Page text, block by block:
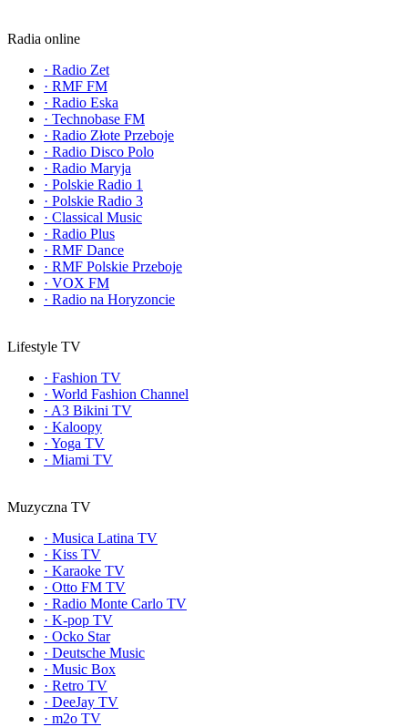
Radia online
· Radio Zet
· RMF FM
· Radio Eska
· Technobase FM
· Radio Złote Przeboje
· Radio Disco Polo
· Radio Maryja
· Polskie Radio 1
· Polskie Radio 3
· Classical Music
· Radio Plus
· RMF Dance
· RMF Polskie Przeboje
· VOX FM
· Radio na Horyzoncie
Lifestyle TV
· Fashion TV
· World Fashion Channel
· A3 Bikini TV
· Kaloopy
· Yoga TV
· Miami TV
Muzyczna TV
· Musica Latina TV
· Kiss TV
· Karaoke TV
· Otto FM TV
· Radio Monte Carlo TV
· K-pop TV
· Ocko Star
· Deutsche Music
· Music Box
· Retro TV
· DeeJay TV
· m2o TV